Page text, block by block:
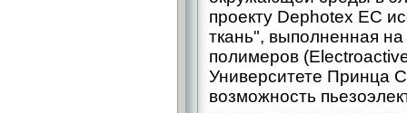
проекту Dephotex ЕС
ткань", выполненная
полимеров
Университете Принца
возможность